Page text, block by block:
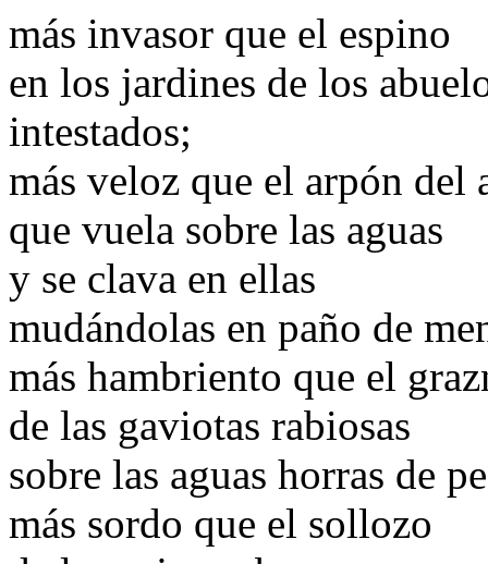
más invasor que el espino
en los jardines de los
intestados;
más veloz que el arpón del
que vuela sobre las aguas
y se clava en ellas
mudándolas en paño de
más hambriento que el
de las gaviotas rabiosas
sobre las aguas horras de
más sordo que el sollozo